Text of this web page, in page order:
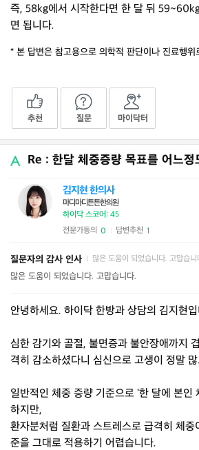
즉, 58kg에서 시작한다면 한 달 뒤
면 됩니다.
* 본 답변은 참고용으로 의학적 판단이나 진료행위
추천 질문 마이닥터
Re : 한달 체중증량 목표를 어느정
김지현 한의사
마디마디튼튼한의원
하이닥 스코어: 45
전문가동의 0 답변추천 1
질문자의 감사 인사 많은 도움이 되었습니다. 고맙습니
많은 도움이 되었습니다. 고맙습니다.
안녕하세요. 하이닥 한방과 상담의 김지현
심한 감기와 골절, 불면증과 불안장애까지
격히 감소하셨다니 심신으로 고생이 정말
일반적인 체중 증량 기준으로 '한 달에 본인
하지만,
환자분처럼 질환과 스트레스로 급격히 체중
준을 그대로 적용하기 어렵습니다.